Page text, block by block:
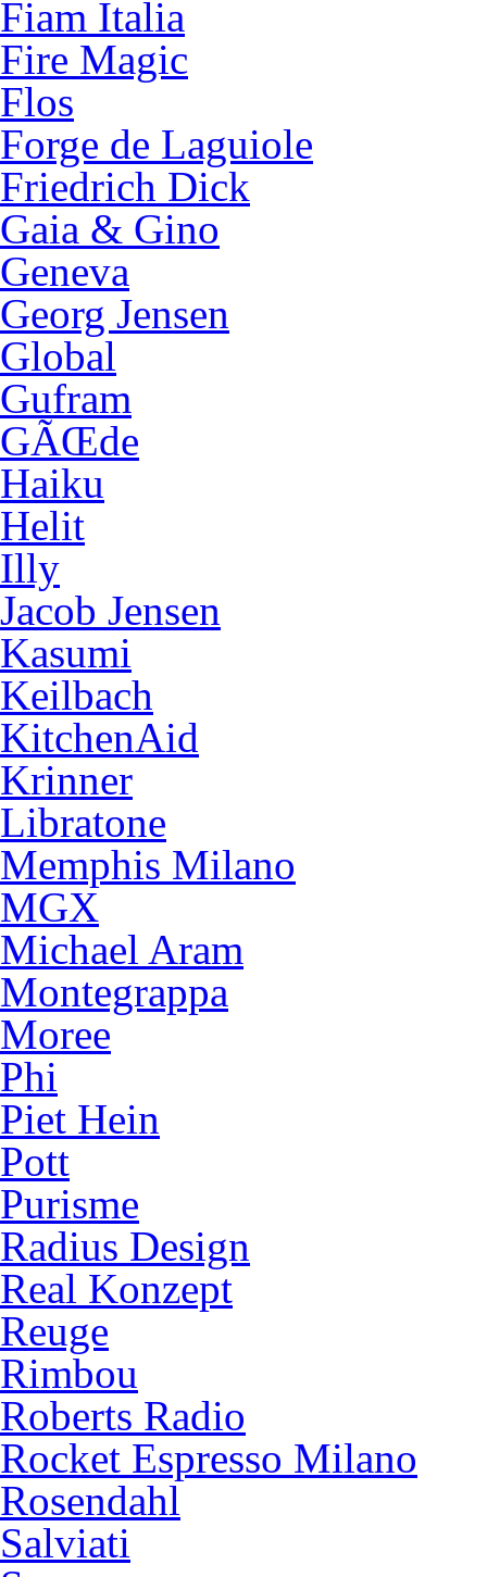
Fiam Italia
Fire Magic
Flos
Forge de Laguiole
Friedrich Dick
Gaia & Gino
Geneva
Georg Jensen
Global
Gufram
GÃŒde
Haiku
Helit
Illy
Jacob Jensen
Kasumi
Keilbach
KitchenAid
Krinner
Libratone
Memphis Milano
MGX
Michael Aram
Montegrappa
Moree
Phi
Piet Hein
Pott
Purisme
Radius Design
Real Konzept
Reuge
Rimbou
Roberts Radio
Rocket Espresso Milano
Rosendahl
Salviati